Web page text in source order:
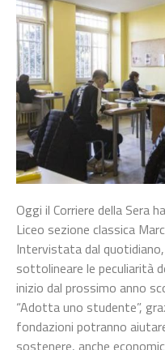
Oggi il Corriere della Sera
Liceo sezione classica
Intervistata dal
sottolineare le peculiarità
inizio dal prossimo anno
“Adotta uno studente”,
fondazioni potranno
sostenere, anche